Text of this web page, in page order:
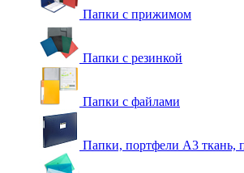
Папки с прижимом
Папки с резинкой
Папки с файлами
Папки, портфели А3 ткань,